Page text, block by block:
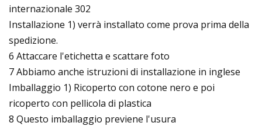
internazionale 302
Installazione 1) verrà installato come prova prima della
spedizione.
6 Attaccare l'etichetta e scattare foto
7 Abbiamo anche istruzioni di installazione in inglese
Imballaggio 1) Ricoperto con cotone nero e poi
ricoperto con pellicola di plastica
8 Questo imballaggio previene l'usura